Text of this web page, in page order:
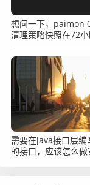
想问一下，paimon
清理策略快照在72小
但是数量已经超过
什么不自动删除啊？
需要在java接口层编
的接口，应该怎么做